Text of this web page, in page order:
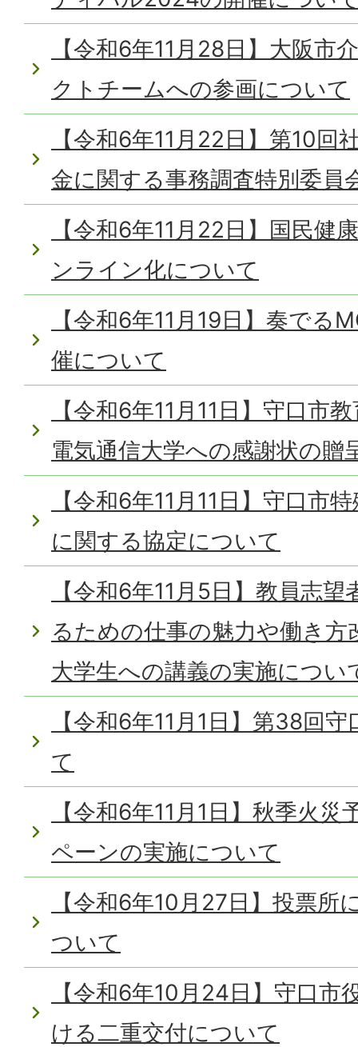
【令和6年11月28日】大阪市
クトチームへの参画について
【令和6年11月22日】第10回
金に関する事務調査特別委員
【令和6年11月22日】国民健
ンライン化について
【令和6年11月19日】奏でる
催について
【令和6年11月11日】守口市
電気通信大学への感謝状の贈
【令和6年11月11日】守口市
に関する協定について
【令和6年11月5日】教員志
るための仕事の魅力や働き方
大学生への講義の実施につい
【令和6年11月1日】第38回
て
【令和6年11月1日】秋季火
ペーンの実施について
【令和6年10月27日】投票所
ついて
【令和6年10月24日】守口市
ける二重交付について